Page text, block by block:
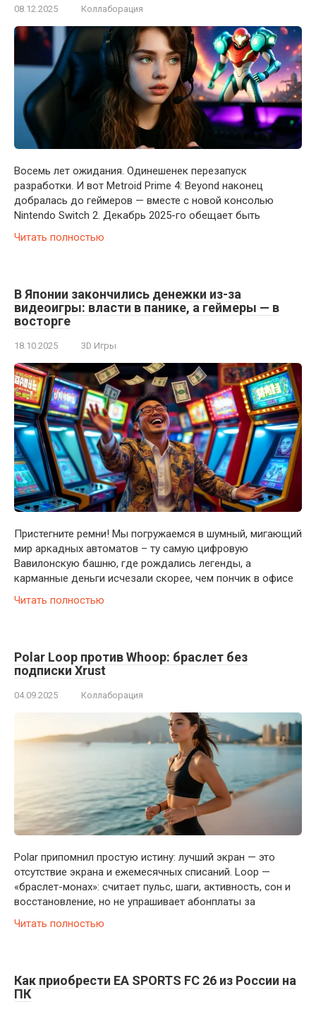
08.12.2025 Коллаборация
Восемь лет ожидания. Одинешенек перезапуск
разработки. И вот Metroid Prime 4: Beyond наконец
добралась до геймеров — вместе с новой консолью
Nintendo Switch 2. Декабрь 2025-го обещает быть
Читать полностью
В Японии закончились денежки из-за
видеоигры: власти в панике, а геймеры — в
восторге
18.10.2025 3D Игры
Пристегните ремни! Мы погружаемся в шумный, мигающий
мир аркадных автоматов – ту самую цифровую
Вавилонскую башню, где рождались легенды, а
карманные деньги исчезали скорее, чем пончик в офисе
Читать полностью
Polar Loop против Whoop: браслет без
подписки Xrust
04.09.2025 Коллаборация
Polar припомнил простую истину: лучший экран — это
отсутствие экрана и ежемесячных списаний. Loop —
«браслет-монах»: считает пульс, шаги, активность, сон и
восстановление, но не упрашивает абонплаты за
Читать полностью
Как приобрести EA SPORTS FC 26 из России на
ПК